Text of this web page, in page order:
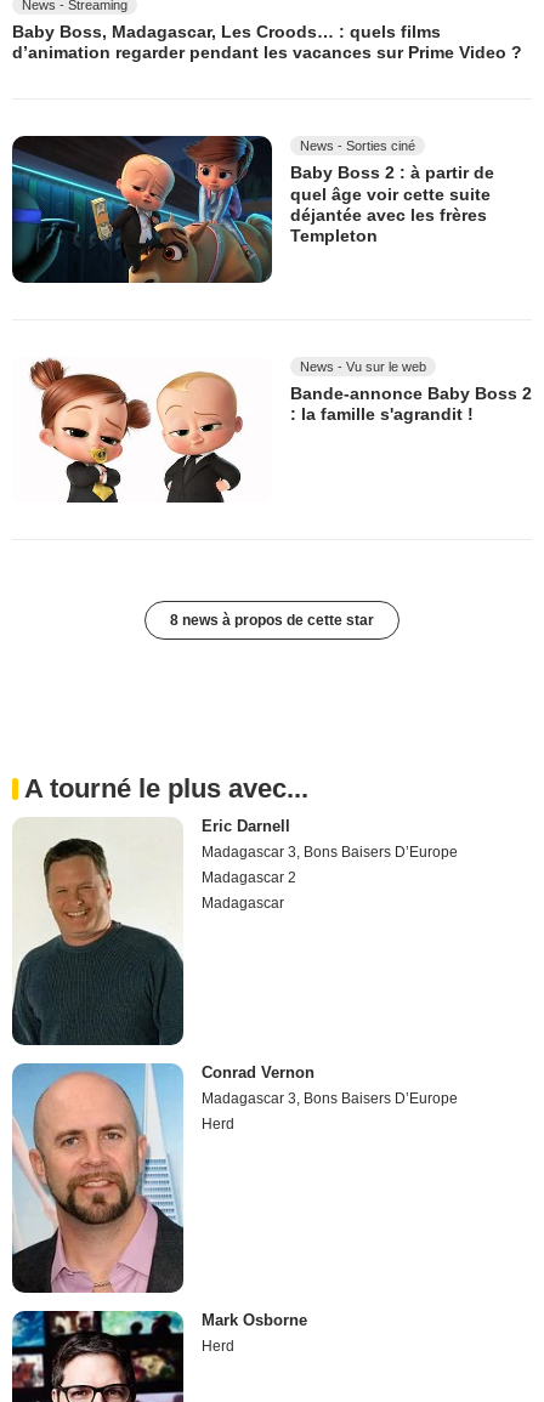
News - Streaming
Baby Boss, Madagascar, Les Croods… : quels films
d’animation regarder pendant les vacances sur Prime Video ?
News - Sorties ciné
Baby Boss 2 : à partir de
quel âge voir cette suite
déjantée avec les frères
Templeton
News - Vu sur le web
Bande-annonce Baby Boss 2
: la famille s'agrandit !
8 news à propos de cette star
A tourné le plus avec...
Eric Darnell
Madagascar 3, Bons Baisers D’Europe
Madagascar 2
Madagascar
Conrad Vernon
Madagascar 3, Bons Baisers D’Europe
Herd
Mark Osborne
Herd